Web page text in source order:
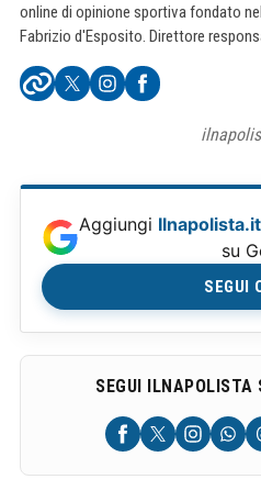
online di opinione sportiva fondato
Fabrizio d'Esposito. Direttore
Aggiungi Ilnapolista.it
su
SEGUI
SEGUI ILNAPOLISTA